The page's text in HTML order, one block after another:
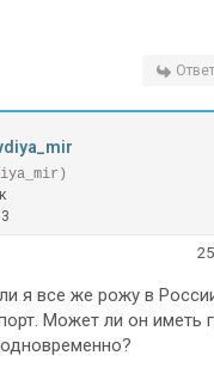
я все же рожу в
Может ли он иметь